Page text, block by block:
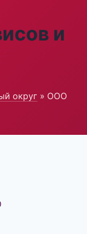
и
округ » ООО